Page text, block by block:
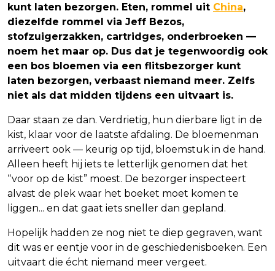
kunt laten bezorgen. Eten, rommel uit China,
diezelfde rommel via Jeff Bezos,
stofzuigerzakken, cartridges, onderbroeken —
noem het maar op. Dus dat je tegenwoordig ook
een bos bloemen via een flitsbezorger kunt
laten bezorgen, verbaast niemand meer. Zelfs
niet als dat midden tijdens een uitvaart is.
Daar staan ze dan. Verdrietig, hun dierbare ligt in de
kist, klaar voor de laatste afdaling. De bloemenman
arriveert ook — keurig op tijd, bloemstuk in de hand.
Alleen heeft hij iets te letterlijk genomen dat het
“voor op de kist” moest. De bezorger inspecteert
alvast de plek waar het boeket moet komen te
liggen... en dat gaat iets sneller dan gepland.
Hopelijk hadden ze nog niet te diep gegraven, want
dit was er eentje voor in de geschiedenisboeken. Een
uitvaart die écht niemand meer vergeet.